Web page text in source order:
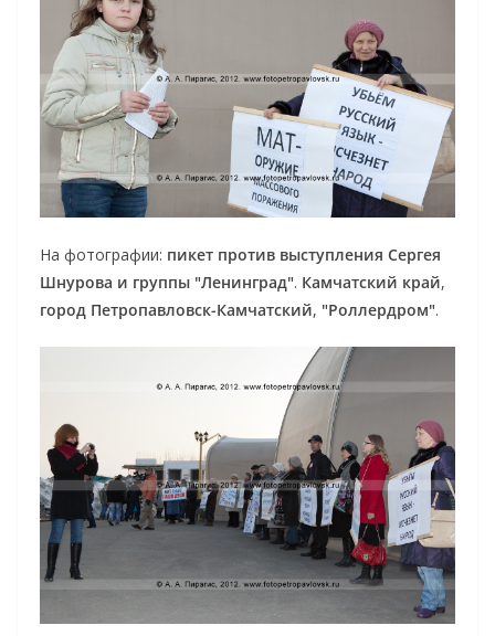
На фотографии: пикет против выступления Сергея
Шнурова и группы "Ленинград". Камчатский край,
город Петропавловск-Камчатский, "Роллердром".